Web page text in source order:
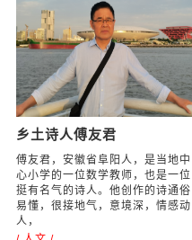
永不忘党的恩泽，献爱心多
做慈善事
2024年6月30日下午，为热烈庆祝
中国共产党成立103周年，阜阳市
爱心公益志愿者协会、阜阳爱益社
会工作服务中心和颍州区鼓楼街道
办事处，在鼓
/ 社会 /